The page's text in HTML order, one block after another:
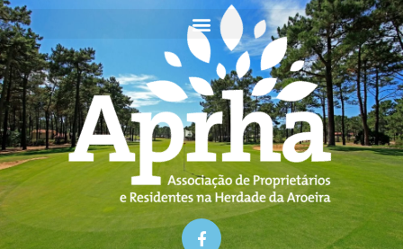
Skip
to
content
F
a